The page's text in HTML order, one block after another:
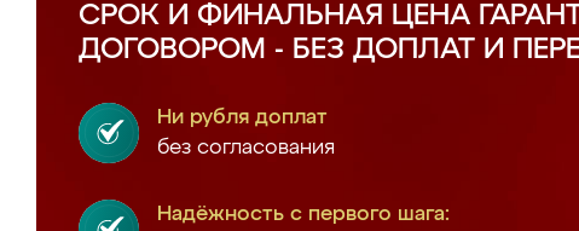
СРОК И ФИНАЛЬНАЯ ЦЕНА
ДОГОВОРОМ - БЕЗ ДОПЛАТ И
Ни рубля доплат
без согласования
Надёжность с первого шага: